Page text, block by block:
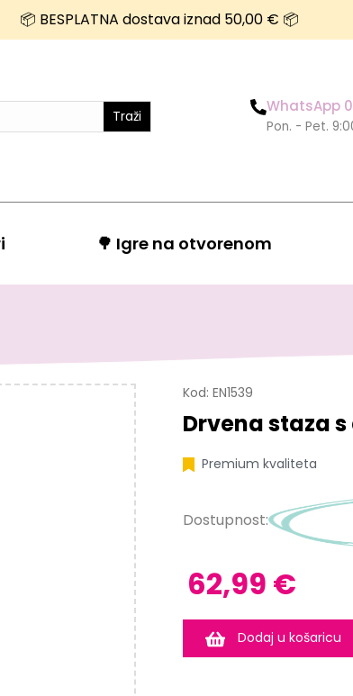
📦 BESPLATNA dostava iznad 50,00 € 📦
Traži
WhatsApp
Pon. - Pet.
🌳 Igre na otvorenom
Kod:EN1539
Drvena staza
Premium kvaliteta
Dostupnost:
62,99 €
Dodaj u košaricu